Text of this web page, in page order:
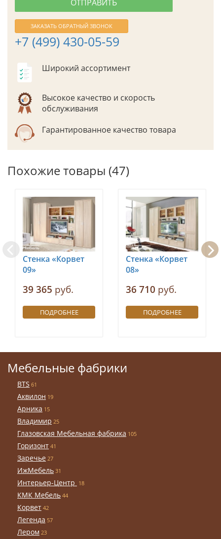
ЗАКАЗАТЬ ОБРАТНЫЙ ЗВОНОК
+7 (499) 430-05-59
Широкий ассортимент
Высокое качество и скорость
обслуживания
Гарантированное качество товара
Похожие товары (47)
Стенка «Корвет
09»
39 365 руб.
ПОДРОБНЕЕ
Стенка «Корвет
08»
36 710 руб.
ПОДРОБНЕЕ
Мебельные фабрики
BTS 61
Аквилон 19
Арника 15
Владимир 25
Глазовская Мебельная фабрика 105
Горизонт 41
Заречье 27
ИжМебель 31
Интерьер-Центр 18
КМК Мебель 44
Корвет 42
Легенда 57
Лером 23